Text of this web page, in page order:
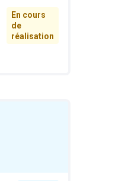
En cours
de
réalisation